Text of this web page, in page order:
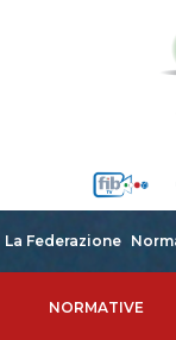
La Federazione
NORMATIVE